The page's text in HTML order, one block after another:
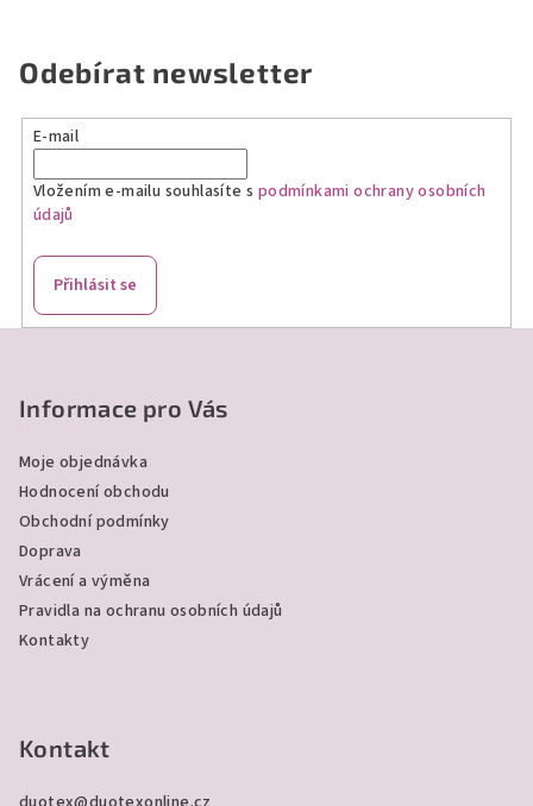
Odebírat newsletter
E-mail
Vložením e-mailu souhlasíte s podmínkami ochrany osobních
údajů
Přihlásit se
Informace pro Vás
Moje objednávka
Hodnocení obchodu
Obchodní podmínky
Doprava
Vrácení a výměna
Pravidla na ochranu osobních údajů
Kontakty
Kontakt